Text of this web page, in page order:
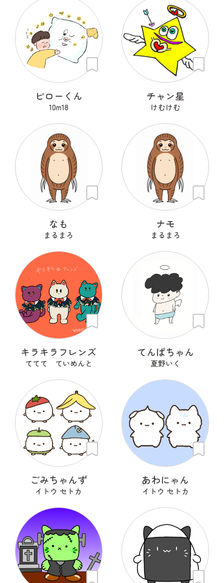
ピローくん
10m18
チャン星
けむけむ
なも
まるまろ
ナモ
まるまろ
キラキラフレンズ
ててて ていめんと
てんぱちゃん
夏野いく
ごみちゃんず
イトウ セトカ
あわにゃん
イトウ セトカ